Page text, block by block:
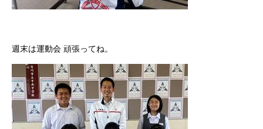
週末は運動会 頑張ってね。